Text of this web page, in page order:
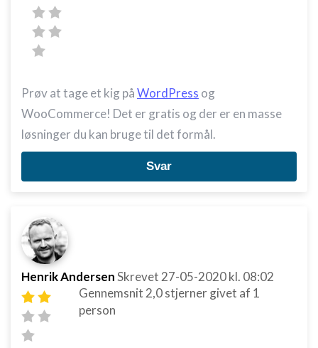
Prøv at tage et kig påWordPress og
WooCommerce! Det er gratis og der er en masse
løsninger du kan bruge til det formål.
Svar
Henrik AndersenSkrevet 27-05-2020kl. 08:02
Gennemsnit 2,0stjerner givet af 1
person